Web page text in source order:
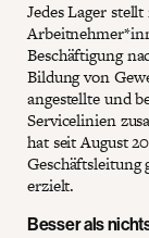
Jedes Lager
Beschäftigung
Bildung von
angestellte und
Servicelinien
hat seit August
erzielt.
Besser als